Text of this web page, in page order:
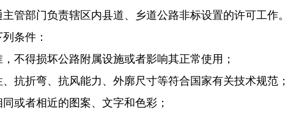
管部门负责辖区内县道、乡道公路非标设置的许可工作。
条件：
得损坏公路附属设施或者影响其正常使用；
折弯、抗风能力、外廓尺寸等符合国家有关技术规范；
者相近的图案、文字和色彩；